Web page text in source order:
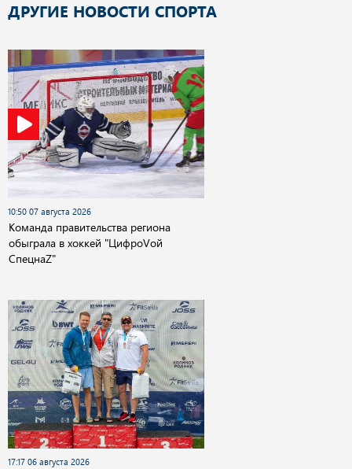
ДРУГИЕ НОВОСТИ СПОРТА
10:50 07 августа 2026
Команда правительства региона
обыграла в хоккей "ЦифроVой
СпецнаZ"
17:17 06 августа 2026